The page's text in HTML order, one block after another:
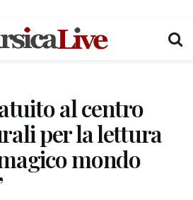
al centro
per la lettura
mondo